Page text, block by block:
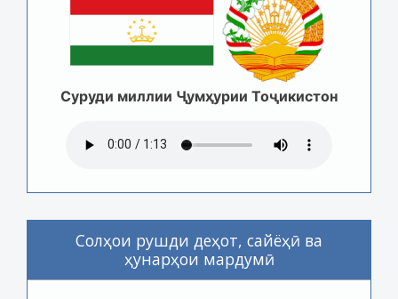
Суруди миллии Ҷумҳурии Тоҷикистон
Солҳои рушди деҳот, сайёҳӣ ва
ҳунарҳои мардумӣ